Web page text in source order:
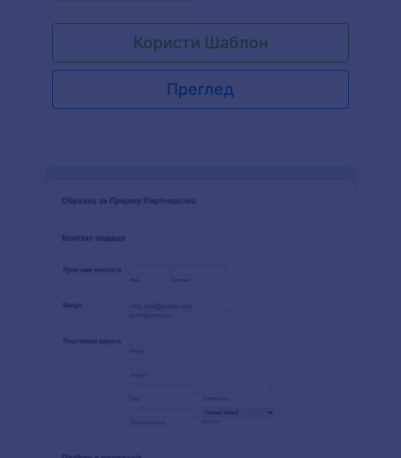
образац ти омогућава да добијеш детаље о
својим клијентима као што су њихово
име, имејл и додатне детаље као што су њихов
телефон и адреса. У овом Обрасцу за Пријаву
на Имејл Листу, такође можеш замолити своје
Користи Шаблон
Преглед